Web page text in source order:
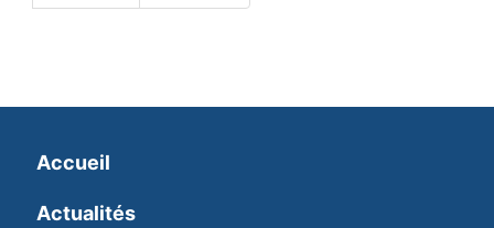
Accueil
Actualités